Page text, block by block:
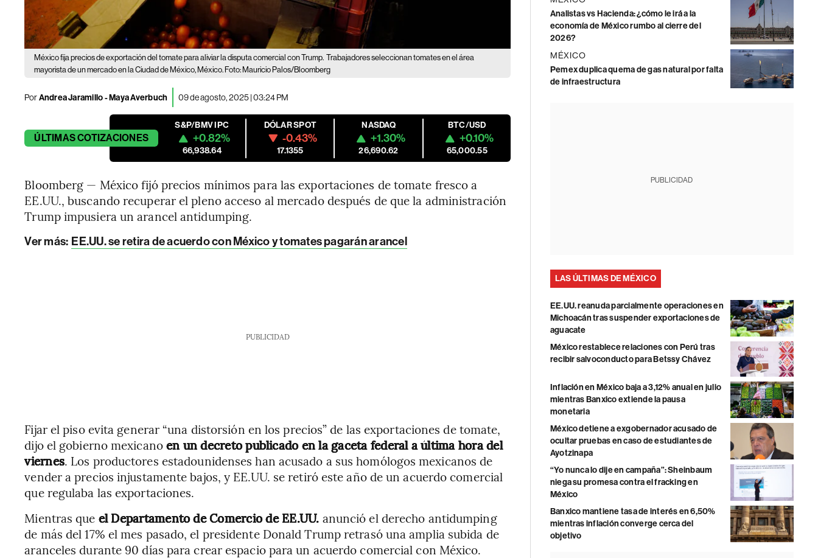
México fija precios de exportación del tomate para aliviar la disputa comercial con Trump. Trabajadores seleccionan tomates en el área
mayorista de un mercado en la Ciudad de México, México. Foto: Mauricio Palos/Bloomberg
PorAndrea Jaramillo - Maya Averbuch 09 de agosto, 2025 | 03:24 PM
ÚLTIMASCOTIZACIONES
S&P/BMV IPC
+0.82%
66,938.64
DÓLAR SPOT
-0.43%
17.1355
NASDAQ
+1.30%
26,690.62
BTC/USD
+0.10%
65,000.55
Bloomberg — México fijó precios mínimos para las exportaciones de tomate fresco a
EE.UU., buscando recuperar el pleno acceso al mercado después de que la administración
Trump impusiera un arancel antidumping.
Ver más: EE.UU. se retira de acuerdo con México y tomates pagarán arancel
PUBLICIDAD
Fijar el piso evita generar “una distorsión en los precios” de las exportaciones de tomate,
dijo el gobierno mexicanoen un decreto publicado en la gaceta federal a última hora del
viernes. Los productores estadounidenses han acusado a sus homólogos mexicanos de
vender a precios injustamente bajos, y EE.UU. se retiró este año de un acuerdo comercial
que regulaba las exportaciones.
Mientras que el Departamento de Comercio de EE.UU. anunció el derecho antidumping
de más del 17% el mes pasado, el presidente Donald Trump retrasó una amplia subida de
aranceles durante 90 días para crear espacio para un acuerdo comercial con México.
Analistas vs Hacienda: ¿cómo le irá a la
economía de México rumbo al cierre del
2026?
MÉXICO
Pemex duplica quema de gas natural por falta
de infraestructura
PUBLICIDAD
LAS ÚLTIMAS DE MÉXICO
EE.UU. reanuda parcialmente operaciones en
Michoacán tras suspender exportaciones de
aguacate
México restablece relaciones con Perú tras
recibir salvoconducto para Betssy Chávez
Inflación en México baja a 3,12% anual en julio
mientras Banxico extiende la pausa
monetaria
México detiene a exgobernador acusado de
ocultar pruebas en caso de estudiantes de
Ayotzinapa
“Yo nunca lo dije en campaña”: Sheinbaum
niega su promesa contra el fracking en
México
Banxico mantiene tasa de interés en 6,50%
mientras inflación converge cerca del
objetivo